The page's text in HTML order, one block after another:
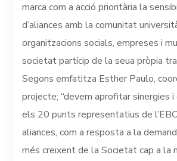
marca com a acció prioritària la
d’aliances amb la comunitat
organitzacions socials, empreses i
societat partícip de la seua pròpia
Segons emfatitza Esther Paulo,
projecte; “devem aprofitar sinergies
els 20 punts representatius de
aliances, com a resposta a la
més creixent de la Societat cap a la